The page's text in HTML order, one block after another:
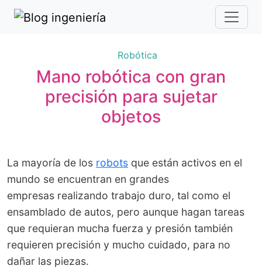
Robótica
Mano robótica con gran
precisión para sujetar
objetos
La mayoría de los robots que están activos en el
mundo se encuentran en grandes
empresas realizando trabajo duro, tal como el
ensamblado de autos, pero aunque hagan tareas
que requieran mucha fuerza y presión también
requieren precisión y mucho cuidado, para no
dañar las piezas.